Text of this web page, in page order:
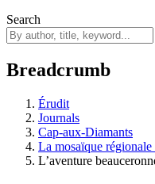
Search
Breadcrumb
Érudit
Journals
Cap-aux-Diamants
La mosaïque régionale
L’aventure